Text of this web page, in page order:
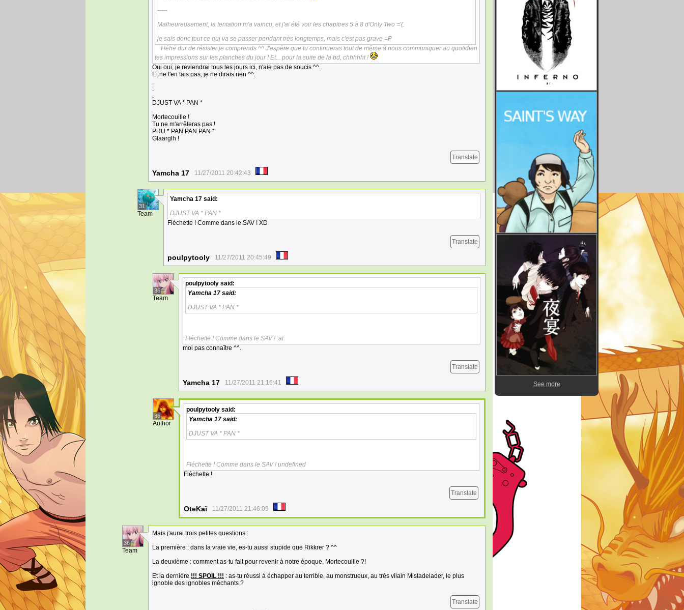
-----
Malheureusement, la tentation m'a vaincu, et j'ai été voir les chapitres 5 à 8 d'Only Two ='(.
je sais donc tout ce qui va se passer pendant très longtemps, mais c'est pas grave =P
Héhé dur de résister je comprends ^^ J'espère que tu continueras tout de même à nous communiquer au quotidien
tes impressions sur les planches du jour ! Et... pour la suite de la bd, chhhhht !
Oui oui, je reviendrai tous les jours ici, n'aie pas de soucis ^^.
Et ne t'en fais pas, je ne dirais rien ^^.
.
.
.
DJUST VA * PAN *
Mortecouille !
Tu ne m'arrêteras pas !
PRU * PAN PAN PAN *
Glaarglh !
Translate
Yamcha 17 11/27/2011 20:42:43
31
Team
Yamcha 17 said:
DJUST VA * PAN *
Fléchette ! Comme dans le SAV ! XD
Translate
poulpytooly 11/27/2011 20:45:49
36
Team
poulpytooly said:
Yamcha 17 said:
DJUST VA * PAN *
Fléchette ! Comme dans le SAV ! :at:
moi pas connaître ^^.
Translate
Yamcha 17 11/27/2011 21:16:41
36
Author
poulpytooly said:
Yamcha 17 said:
DJUST VA * PAN *
Fléchette ! Comme dans le SAV ! undefined
Fléchette !
Translate
OteKaï 11/27/2011 21:46:09
36
Team
Mais j'aurai trois petites questions :
La première : dans la vraie vie, es-tu aussi stupide que Rikkrer ? ^^
La deuxième : comment as-tu fait pour revenir à notre époque, Mortecouille ?!
Et la dernière !!! SPOIL !!! : as-tu réussi à échapper au terrible, au monstrueux, au très vilain Mistadelader, le plus
ignoble des ignobles méchants ?
Translate
See more